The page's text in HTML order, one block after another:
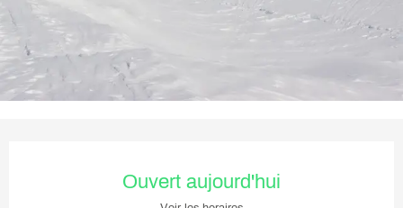
Ouvert aujourd'hui